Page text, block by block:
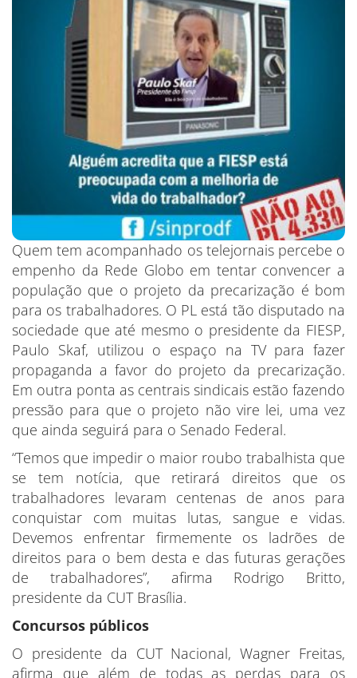
Quem tem acompanhado os telejornais percebe o
empenho da Rede Globo em tentar convencer a
população que o projeto da precarização é bom
para os trabalhadores. O PL está tão disputado na
sociedade que até mesmo o presidente da FIESP,
Paulo Skaf, utilizou o espaço na TV para fazer
propaganda a favor do projeto da precarização.
Em outra ponta as centrais sindicais estão fazendo
pressão para que o projeto não vire lei, uma vez
que ainda seguirá para o Senado Federal.
“Temos que impedir o maior roubo trabalhista que
se tem notícia, que retirará direitos que os
trabalhadores levaram centenas de anos para
conquistar com muitas lutas, sangue e vidas.
Devemos enfrentar firmemente os ladrões de
direitos para o bem desta e das futuras gerações
de trabalhadores”, afirma Rodrigo Britto,
presidente da CUT Brasília.
Concursos públicos
O presidente da CUT Nacional, Wagner Freitas,
afirma que além de todas as perdas para os